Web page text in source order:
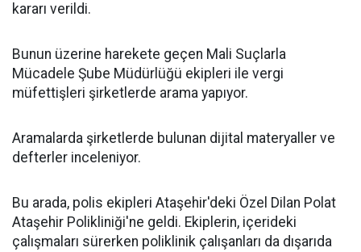
kararı verildi.
Bunun üzerine harekete geçen Mali Suçlarla
Mücadele Şube Müdürlüğü ekipleri ile vergi
müfettişleri şirketlerde arama yapıyor.
Aramalarda şirketlerde bulunan dijital materyaller ve
defterler inceleniyor.
Bu arada, polis ekipleri Ataşehir'deki Özel Dilan Polat
Ataşehir Polikliniği'ne geldi. Ekiplerin, içerideki
çalışmaları sürerken poliklinik çalışanları da dışarıda